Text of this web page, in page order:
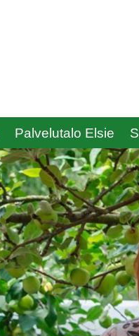
Palvelutalo Elsie